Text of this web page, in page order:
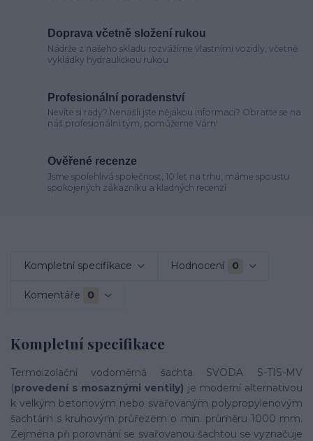
Doprava včetně složení rukou
Nádrže z našeho skladu rozvážíme vlastními vozidly, včetně
vykládky hydraulickou rukou
Profesionální poradenství
Nevíte si rady? Nenašli jste nějakou informaci? Obraťte se na
náš profesionální tým, pomůžeme Vám!
Ověřené recenze
Jsme spolehlivá společnost, 10 let na trhu, máme spoustu
spokojených zákazníku a kladných recenzí
Kompletní specifikace Hodnocení 0
Komentáře 0
Kompletní specifikace
Termoizolační vodoměrná šachta SVODA S-TIS-MV
(provedení s mosaznými ventily) je moderní alternativou
k velkým betonovým nebo svařovaným polypropylenovým
šachtám s kruhovým průřezem o min. průměru 1000 mm.
Zejména při porovnání se svařovanou šachtou se vyznačuje